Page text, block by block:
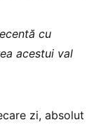
cu
acestui val
zi, absolut